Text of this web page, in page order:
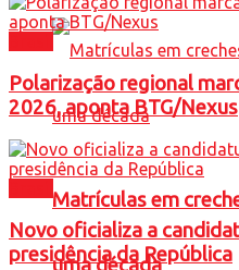
Matrículas em
Polarização regional
2026, aponta BTG/Nexus
Novo oficializa a
presidência da República